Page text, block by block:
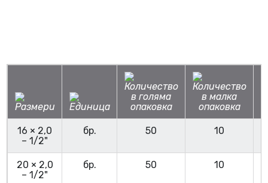
16 × 2,0
– 1/2"
бр. 50 10
20 × 2,0
– 1/2"
бр. 50 10